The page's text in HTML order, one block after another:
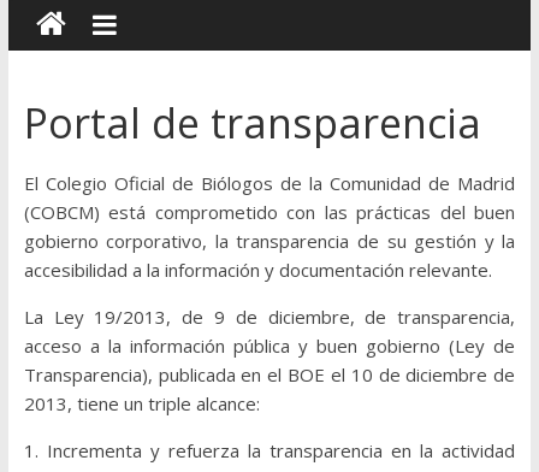
Portal de transparencia
El Colegio Oficial de Biólogos de la Comunidad de Madrid
(COBCM) está comprometido con las prácticas del buen
gobierno corporativo, la transparencia de su gestión y la
accesibilidad a la información y documentación relevante.
La Ley 19/2013, de 9 de diciembre, de transparencia,
acceso a la información pública y buen gobierno (Ley de
Transparencia), publicada en el BOE el 10 de diciembre de
2013, tiene un triple alcance:
1. Incrementa y refuerza la transparencia en la actividad